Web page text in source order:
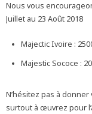
Nous vous
Juillet au 23 Août 2018
Majectic Ivoire :
Majestic Sococe :
N’hésitez pas à
surtout à œuvrez pour